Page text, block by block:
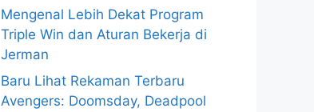
Mengenal Lebih Dekat Program
Triple Win dan Aturan Bekerja di
Jerman
Baru Lihat Rekaman Terbaru
Avengers: Doomsday, Deadpool